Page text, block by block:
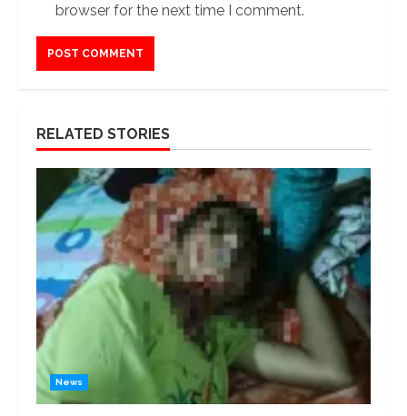
browser for the next time I comment.
RELATED STORIES
News